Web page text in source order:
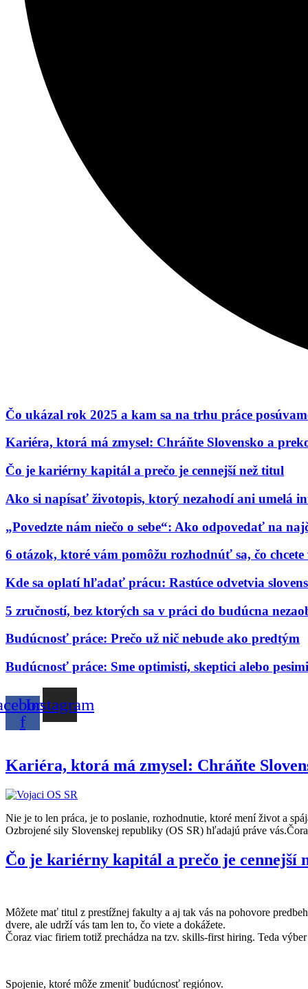
Čo ukázal rok 2025 a kam sa na trhu práce
Kariéra, ktorá má zmysel: Chráňte Slovensko a
Čo je kariérny kapitál a prečo je cennejší než titul
Ako si napísať životopis, ktorý nezahodí ani umelá
„Povedzte nám niečo o sebe“: Ako odpovedať na
6 otázok, ktoré vám pomôžu rozhodnúť sa, čo
Kde sa oplatí hľadať prácu: Rastúce odvetvia
5 zručností, bez ktorých sa v práci do budúcna
Budúcnosť práce: Prečo už nič nebude ako predtým
Budúcnosť práce: Sme optimisti, skeptici alebo
f
Instagram
Kariéra, ktorá má zmysel: Chráňte
Nie je to len práca, je to poslanie, rozhodnutie, ktoré mení život a
Ozbrojené sily Slovenskej republiky (OS SR) hľadajú práve
Čo je kariérny kapitál a prečo je cennejší
Môžete mať titul z prestížnej fakulty a aj tak vás na pohovore
dvere, ale udrží vás tam len to, čo viete a dokážete.
Čoraz viac firiem totiž prechádza na tzv. skills-first hiring. Teda
Spojenie, ktoré môže zmeniť budúcnosť regiónov.